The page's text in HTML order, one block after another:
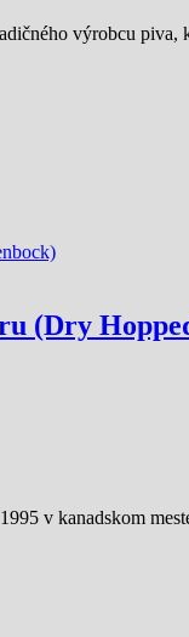
výrobcu
(Dry
v kanadskom